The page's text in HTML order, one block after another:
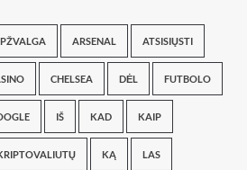
ARSENAL ATSISIŲSTI
CHELSEA DĖL FUTBOLO
IŠ KAD KAIP
KĄ LAS